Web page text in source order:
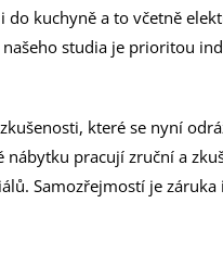
kuchyně a to včetně
našeho studia je prioritou
které se nyní
pracují zruční a
Samozřejmostí je záruka